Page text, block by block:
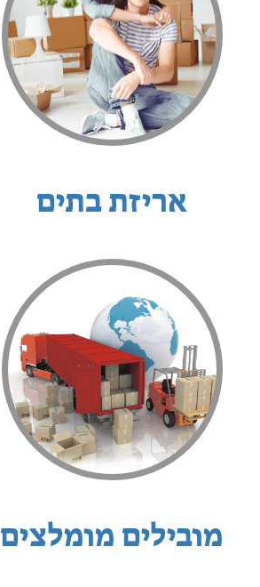
אריזת בתים
מובילים מומלצים